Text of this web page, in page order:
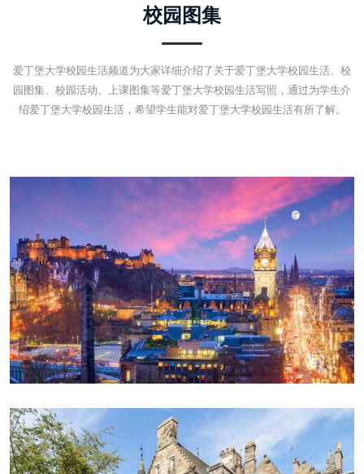
校园图集
爱丁堡大学校园生活频道为大家详细介绍了关于爱丁堡大学校园生活、校
园图集、校园活动、上课图集等爱丁堡大学校园生活写照，通过为学生介
绍爱丁堡大学校园生活，希望学生能对爱丁堡大学校园生活有所了解。